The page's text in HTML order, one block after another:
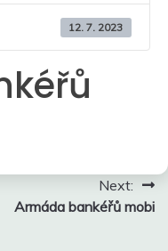
12. 7. 2023
Next:
Armáda bankéřů mobi